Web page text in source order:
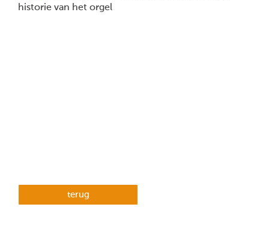
historie van het orgel
terug